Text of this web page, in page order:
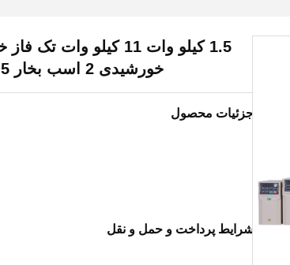
خورشیدی 2 اسب بخار 5 اسب بخار 10 اسب بخار
جزئیات محصول
شرایط پرداخت و حمل و نقل